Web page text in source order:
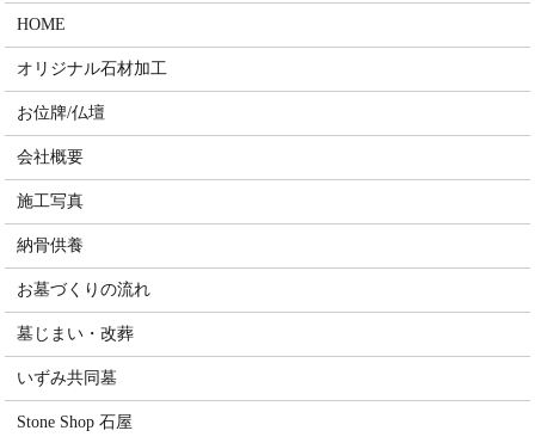
HOME
オリジナル石材加工
お位牌/仏壇
会社概要
施工写真
納骨供養
お墓づくりの流れ
墓じまい・改葬
いずみ共同墓
Stone Shop 石屋